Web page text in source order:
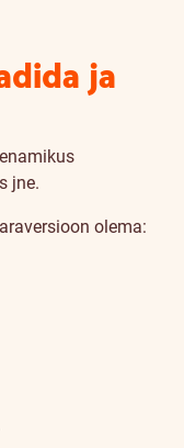
ja
jne.
olema: